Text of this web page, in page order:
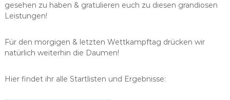
gesehen zu haben & gratulieren euch zu diesen grandiosen
Leistungen!
Für den morgigen & letzten Wettkampftag drücken wir
natürlich weiterhin die Daumen!
Hier findet ihr alle Startlisten und Ergebnisse: